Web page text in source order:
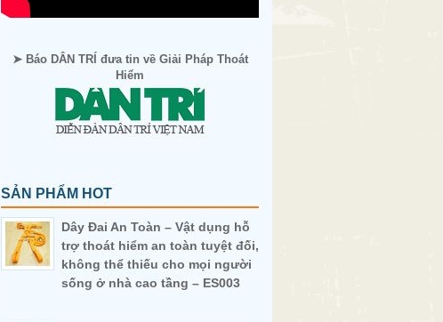
➤ Báo DÂN TRÍ đưa tin về Giải Pháp Thoát
Hiểm
SẢN PHẨM HOT
Dây Đai An Toàn – Vật dụng hỗ
trợ thoát hiểm an toàn tuyệt đối,
không thể thiếu cho mọi người
sống ở nhà cao tầng – ES003